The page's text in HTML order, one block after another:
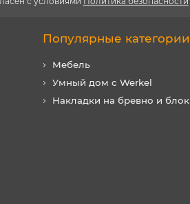
Популярные категории
Мебель
Умный дом с Werkel
Накладки на бревно и блок